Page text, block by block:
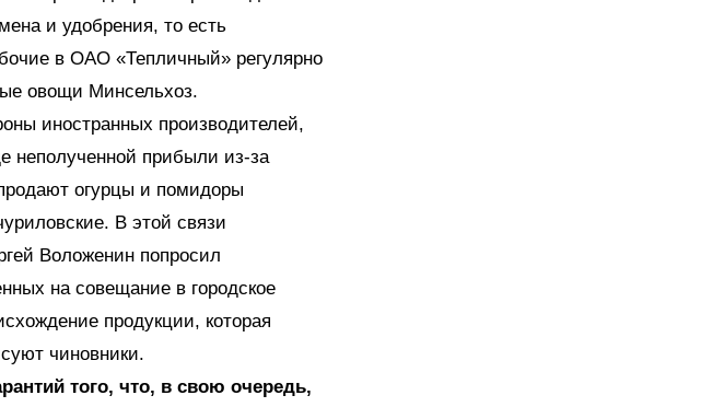
и удобрения, то есть
в ОАО «Тепличный» регулярно
овощи Минсельхоз.
иностранных производителей,
неполученной прибыли из-за
огурцы и помидоры
В этой связи
Воложенин попросил
на совещание в городское
продукции, которая
чиновники.
того, что, в свою очередь,